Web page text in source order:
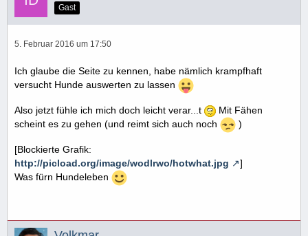
Gast
5. Februar 2016 um 17:50
Ich glaube die Seite zu kennen, habe nämlich krampfhaft
versucht Hunde auswerten zu lassen
Also jetzt fühle ich mich doch leicht verar...t
Mit Fähen
scheint es zu gehen (und reimt sich auch noch
)
[Blockierte Grafik:
http://picload.org/image/wodlrwo/hotwhat.jpg
]
Was fürn Hundeleben